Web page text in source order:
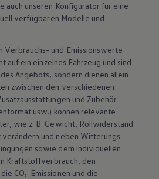
auch unseren Konfigurator für eine
verfügbaren Modelle und
Verbrauchs- und Emissionswerte
auf ein einzelnes Fahrzeug und sind
Angebots, sondern dienen allein
zwischen den verschiedenen
und Zubehör
usw.) können relevante
wie z. B. Gewicht, Rollwiderstand
verändern und neben Witterungs-
sowie dem individuellen
Kraftstoffverbrauch, den
CO₂-Emissionen und die